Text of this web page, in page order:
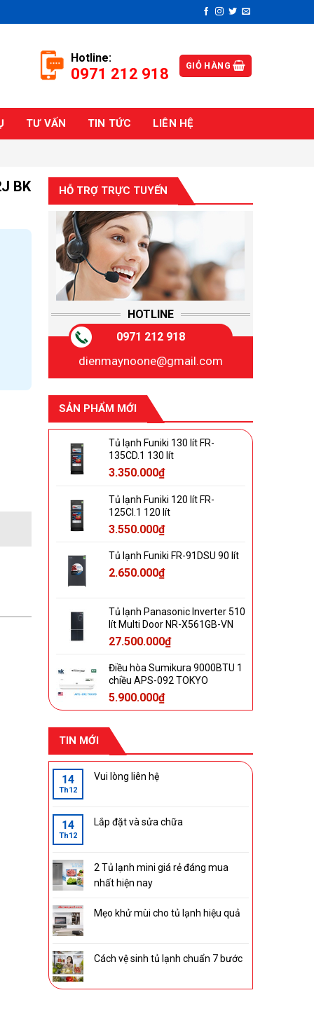
Hotline:
0971 212 918 GIỎ HÀNG
TƯ VẤN TIN TỨC LIÊN HỆ
HỖ TRỢ TRỰC TUYẾN
HOTLINE
0971 212 918
dienmaynoone@gmail.com
SẢN PHẨM MỚI
Tủ lạnh Funiki 130 lít FR-
135CD.1 130 lít
3.350.000₫
Tủ lạnh Funiki 120 lít FR-
125CI.1 120 lít
3.550.000₫
Tủ lạnh Funiki FR-91DSU 90 lít
2.650.000₫
Tủ lạnh Panasonic Inverter 510
lít Multi Door NR-X561GB-VN
27.500.000₫
Điều hòa Sumikura 9000BTU 1
chiều APS-092 TOKYO
5.900.000₫
TIN MỚI
14
Th12
Vui lòng liên hệ
14
Th12
Lắp đặt và sửa chữa
2 Tủ lạnh mini giá rẻ đáng mua
nhất hiện nay
Mẹo khử mùi cho tủ lạnh hiệu quả
Cách vệ sinh tủ lạnh chuẩn 7 bước
BK